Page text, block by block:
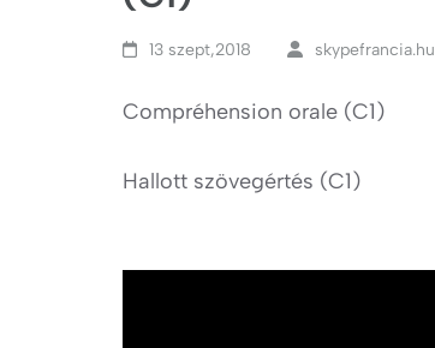
13 szept,2018 skypefrancia.hu
Compréhension orale (C1)
Hallott szövegértés (C1)